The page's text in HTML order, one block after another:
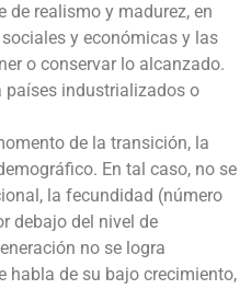
de realismo y madurez, en
y económicas y las
o conservar lo alcanzado.
países industrializados o
de la transición, la
En tal caso, no se
la fecundidad (número
debajo del nivel de
no se logra
habla de su bajo crecimiento,